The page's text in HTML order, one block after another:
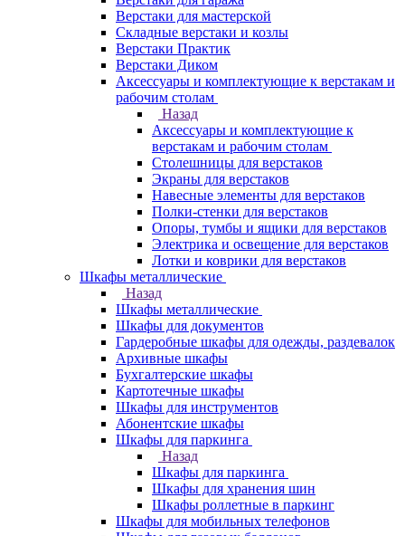
Верстаки для мастерской
Складные верстаки и козлы
Верстаки Практик
Верстаки Диком
Аксессуары и комплектующие к верстакам и
рабочим столам
Назад
Аксессуары и комплектующие к
верстакам и рабочим столам
Столешницы для верстаков
Экраны для верстаков
Навесные элементы для верстаков
Полки-стенки для верстаков
Опоры, тумбы и ящики для верстаков
Электрика и освещение для верстаков
Лотки и коврики для верстаков
Шкафы металлические
Назад
Шкафы металлические
Шкафы для документов
Гардеробные шкафы для одежды, раздевалок
Архивные шкафы
Бухгалтерские шкафы
Картотечные шкафы
Шкафы для инструментов
Абонентские шкафы
Шкафы для паркинга
Назад
Шкафы для паркинга
Шкафы для хранения шин
Шкафы роллетные в паркинг
Шкафы для мобильных телефонов